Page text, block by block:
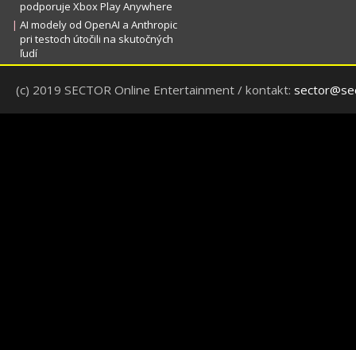
podporuje Xbox Play Anywhere
| AI modely od OpenAI a Anthropic
pri testoch útočili na skutočných
ľudí
(c) 2019 SECTOR Online Entertainment / kontakt: